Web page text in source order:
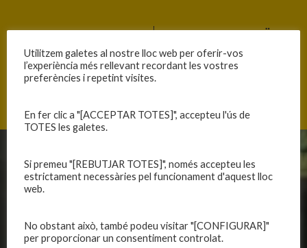
ANTERIOR
DESENCERT OFENSIU
SEGÜENT
COMPETIM SENSE PREMI
CLUB
Història
Publicacions
Avís legal
EQUIPS
Equips masculins
Equips femenins
Utilitzem galetes al nostre lloc web per oferir-vos
l’experiència més rellevant recordant les vostres
preferències i repetint visites.
En fer clic a "[ACCEPTAR TOTES]", accepteu l'ús de
TOTES les galetes.
Si premeu "[REBUTJAR TOTES]", només accepteu les
estrictament necessàries pel funcionament d'aquest lloc
web.
No obstant això, també podeu visitar "[CONFIGURAR]"
per proporcionar un consentiment controlat.